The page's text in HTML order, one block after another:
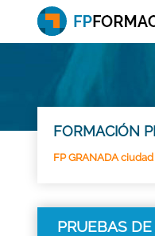
FORMACIÓN
FP GRANADA ciudad
PRUEBAS